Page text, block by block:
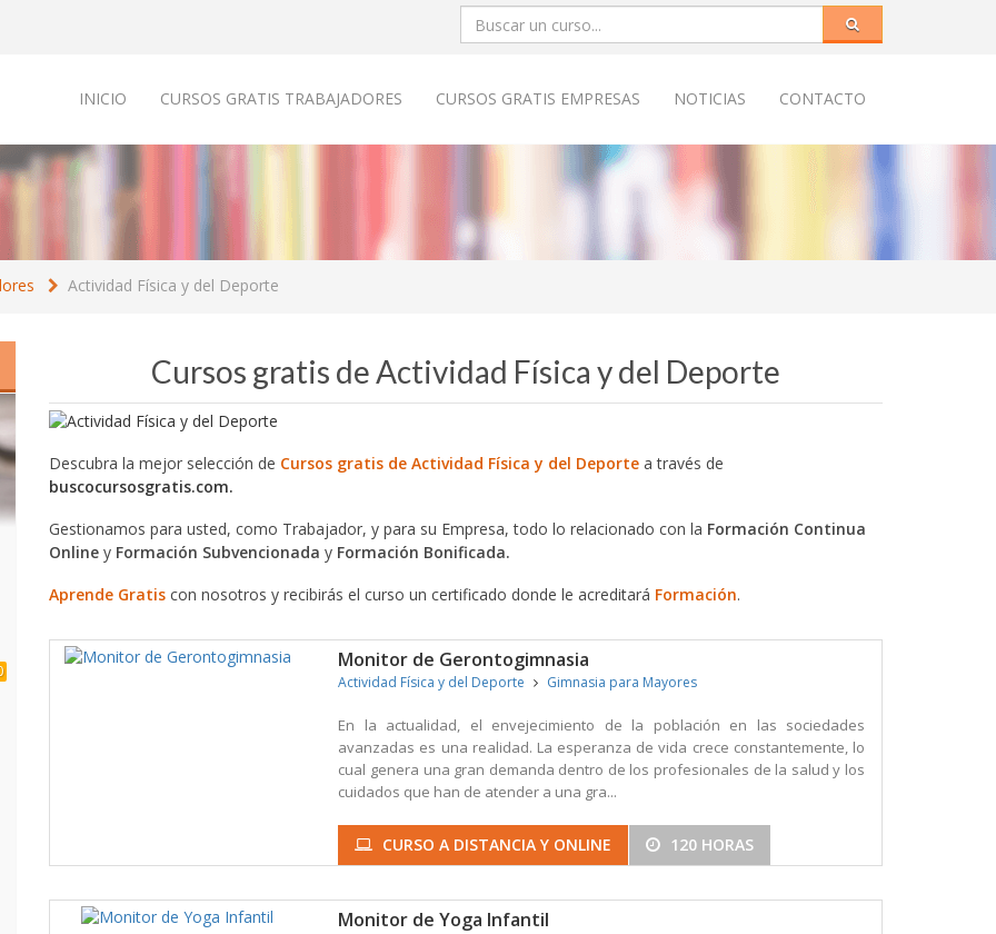
INICIO CURSOS GRATIS TRABAJADORES CURSOS GRATIS EMPRESAS NOTICIAS CONTACTO
Actividad Física y del Deporte
Cursos gratis de Actividad Física y del Deporte
Descubra la mejor selección de Cursos gratis de Actividad Física y del Deporte a través de
buscocursosgratis.com.
Gestionamos para usted, como Trabajador, y para su Empresa, todo lo relacionado con la Formación Continua
Online y Formación Subvencionada y Formación Bonificada.
Aprende Gratis con nosotros y recibirás el curso un certificado donde le acreditará Formación.
Monitor de Gerontogimnasia
Actividad Física y del Deporte Gimnasia para Mayores
En la actualidad, el envejecimiento de la población en las sociedades
avanzadas es una realidad. La esperanza de vida crece constantemente, lo
cual genera una gran demanda dentro de los profesionales de la salud y los
cuidados que han de atender a una gra...
CURSO A DISTANCIA Y ONLINE 120 HORAS
Monitor de Yoga Infantil